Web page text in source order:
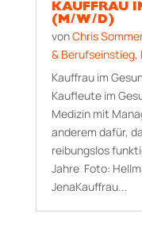
KAUFFRAU
(M/W/D)
vonChris
& Berufseinstieg,
Kauffrau im
Kaufleute im
Medizin mit
anderem dafür,
reibungslos
Jahre Foto:
JenaKauffrau...